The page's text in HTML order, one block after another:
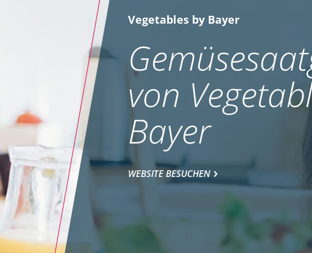
Vegetables by Bayer
von
Bayer
WEBSITE BESUCHEN